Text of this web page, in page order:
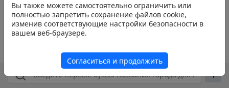
Вы также можете самостоятельно ограничить или
полностью запретить сохранение файлов cookie,
изменив соответствующие настройки безопасности в
вашем веб-браузере.
Согласиться и продолжить